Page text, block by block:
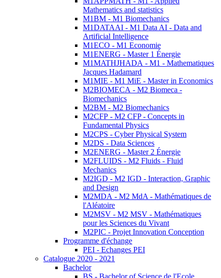
Mathematics and statistics
M1BM - M1 Biomechanics
M1DATAAI - M1 Data AI - Data and
Artificial Intelligence
M1ECO - M1 Economie
M1ENERG - Master 1 Énergie
M1MATHJHADA - M1 - Mathematiques
Jacques Hadamard
M1MIE - M1 MiE - Master in Economics
M2BIOMECA - M2 Biomeca -
Biomechanics
M2BM - M2 Biomechanics
M2CFP - M2 CFP - Concepts in
Fundamental Physics
M2CPS - Cyber Physical System
M2DS - Data Sciences
M2ENERG - Master 2 Énergie
M2FLUIDS - M2 Fluids - Fluid
Mechanics
M2IGD - M2 IGD - Interaction, Graphic
and Design
M2MDA - M2 MdA - Mathématiques de
l'Aléatoire
M2MSV - M2 MSV - Mathématiques
pour les Sciences du Vivant
M2PIC - Projet Innovation Conception
Programme d'échange
PEI - Echanges PEI
Catalogue 2020 - 2021
Bachelor
BS - Bachelor of Science de l'Ecole